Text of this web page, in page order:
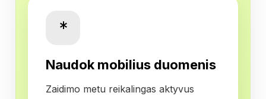
*
Naudok mobilius duomenis
Zaidimo metu reikalingas aktyvus